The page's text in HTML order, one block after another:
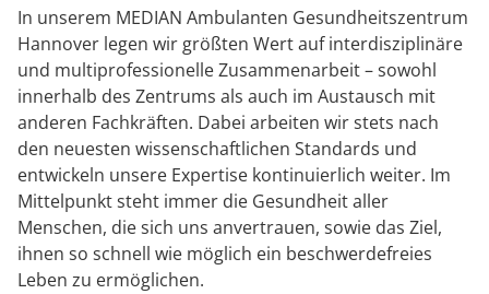
In unserem MEDIAN Ambulanten Gesundheitszentrum
Hannover legen wir größten Wert auf interdisziplinäre
und multiprofessionelle Zusammenarbeit – sowohl
innerhalb des Zentrums als auch im Austausch mit
anderen Fachkräften. Dabei arbeiten wir stets nach
den neuesten wissenschaftlichen Standards und
entwickeln unsere Expertise kontinuierlich weiter. Im
Mittelpunkt steht immer die Gesundheit aller
Menschen, die sich uns anvertrauen, sowie das Ziel,
ihnen so schnell wie möglich ein beschwerdefreies
Leben zu ermöglichen.